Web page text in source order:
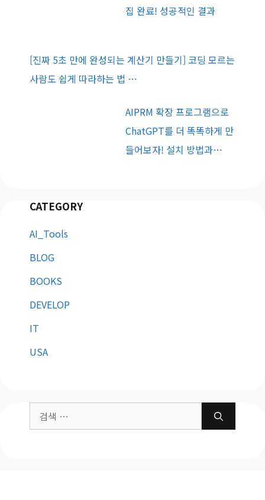
집 완료! 성공적인 결과
[진짜 5초 만에 완성되는 계산기 만들기] 코딩 모르는
사람도 쉽게 따라하는 법 …
AIPRM 확장 프로그램으로
ChatGPT를 더 똑똑하게 만
들어보자! 설치 방법과…
CATEGORY
AI_Tools
BLOG
BOOKS
DEVELOP
IT
USA